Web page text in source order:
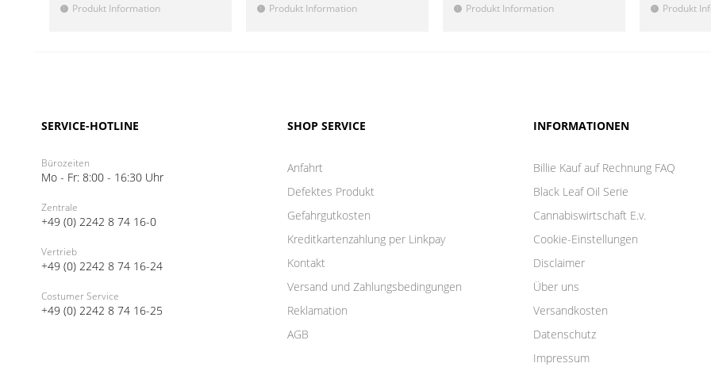
! Produkt Information ! Produkt Information ! Produkt Information ! Produkt
SERVICE-HOTLINE
Bürozeiten
Mo - Fr: 8:00 - 16:30 Uhr
Zentrale
+49 (0) 2242 8 74 16-0
Vertrieb
+49 (0) 2242 8 74 16-24
Costumer Service
+49 (0) 2242 8 74 16-25
SHOP SERVICE
Anfahrt
Defektes Produkt
Gefahrgutkosten
Kreditkartenzahlung per Linkpay
Kontakt
Versand und Zahlungsbedingungen
Reklamation
AGB
INFORMATIONEN
Billie Kauf auf Rechnung FAQ
Black Leaf Oil Serie
Cannabiswirtschaft E.v.
Cookie-Einstellungen
Disclaimer
Über uns
Versandkosten
Datenschutz
Impressum